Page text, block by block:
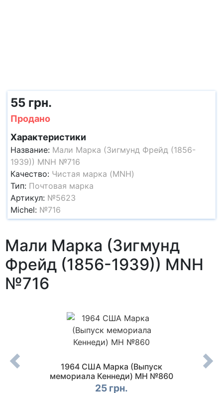
55 грн.
Продано
Характеристики
Название: Мали Марка (Зигмунд Фрейд (1856-
1939)) MNH №716
Качество: Чистая марка (MNH)
Тип: Почтовая марка
Артикул: №5623
Michel: №716
Мали Марка (Зигмунд
Фрейд (1856-1939)) MNH
№716
1964 США Марка (Выпуск
мемориала Кеннеди) MH №860
25 грн.
1954